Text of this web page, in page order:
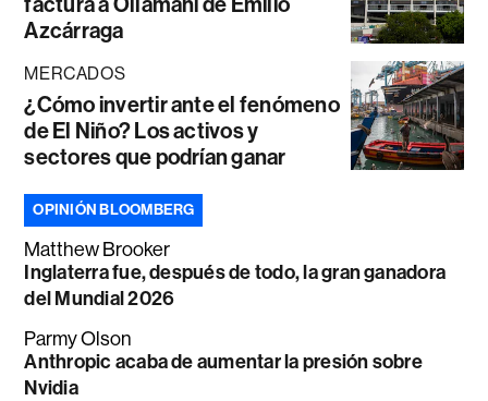
Azcárraga
MERCADOS
¿Cómo invertir ante el fenómeno
de El Niño? Los activos y
sectores que podrían ganar
OPINIÓN BLOOMBERG
Matthew Brooker
Inglaterra fue, después de todo, la gran ganadora
del Mundial 2026
Parmy Olson
Anthropic acaba de aumentar la presión sobre
Nvidia